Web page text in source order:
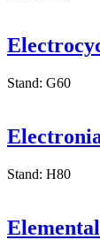
Stand: G60
Stand: H80